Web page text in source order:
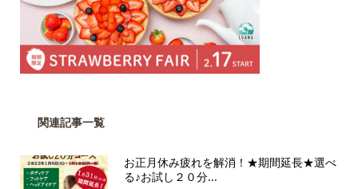
関連記事一覧
お正月休み疲れを解消！★期間延長★選べ
る♪お試し２０分...